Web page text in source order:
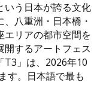
いう日本が誇る文化
、八重洲・日本橋・
エリアの都市空間を
開するアートフェス
T3」は、2026年10
す。日本語で最も